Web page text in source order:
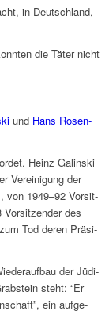
in Deutsch­land,
die Täter nicht
und Hans Rosen­
Heinz Galin­ski
Verei­ni­gung der
von 1949–92 Vorsit­
des
Tod deren Präsi­
der Jüdi­
steht: “Er
ein aufge­